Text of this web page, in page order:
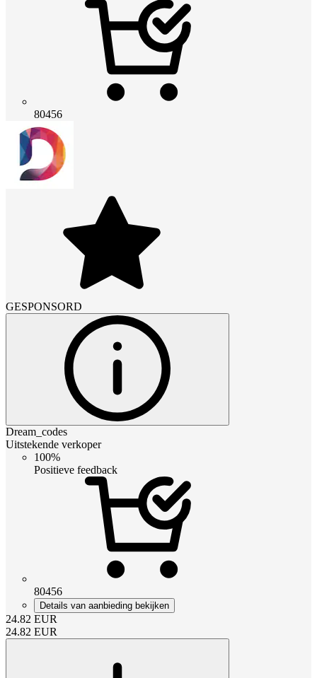
80456
GESPONSORD
Dream_codes
Uitstekende verkoper
100%
Positieve feedback
80456
Details van aanbieding bekijken
24.82 EUR
24.82 EUR